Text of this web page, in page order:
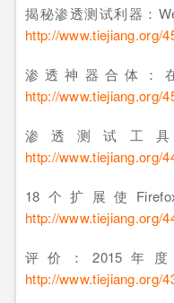
揭秘渗透测试利器：
http://www.tiejiang.org/
渗透神器合体：在
http://www.tiejiang.org/
渗透测试工具
http://www.tiejiang.org/
18个扩展使
http://www.tiejiang.org/
评价：2015年
http://www.tiejiang.org/